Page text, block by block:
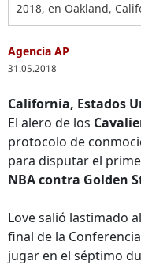
2018, en Oakland,
Agencia AP
31.05.2018
California, Estados
El alero de los
protocolo de
para disputar el
NBA contra Golden
Love salió lastimado
final de la
jugar en el séptimo